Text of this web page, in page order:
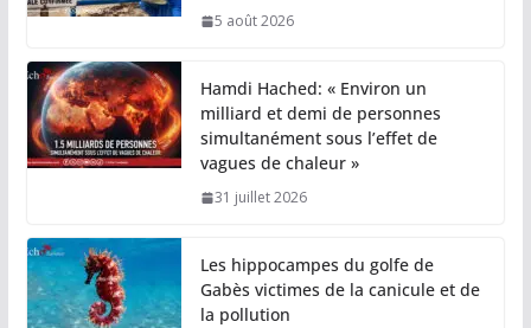
5 août 2026
Hamdi Hached: « Environ un
milliard et demi de personnes
simultanément sous l’effet de
vagues de chaleur »
31 juillet 2026
Les hippocampes du golfe de
Gabès victimes de la canicule et de
la pollution